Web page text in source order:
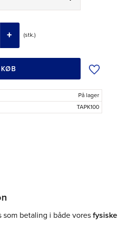
stk.
+
KØB Tilføj til
På lager
TAPK100
som betaling i både vores fysiske